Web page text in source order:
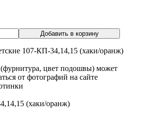
107-КП-34,14,15 (хаки/оранж)
цвет подошвы) может
от фотографий на сайте
(хаки/оранж)